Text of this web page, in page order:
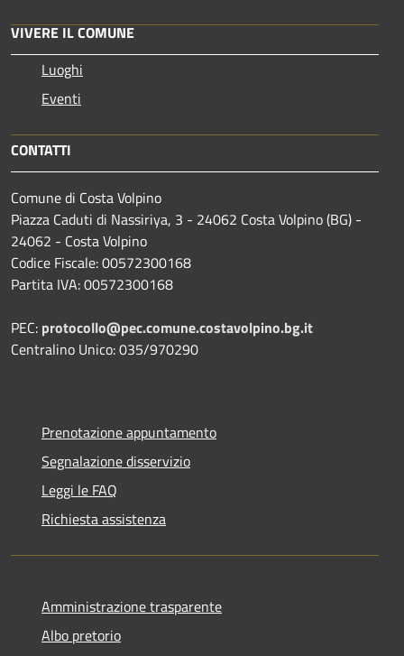
VIVERE IL COMUNE
Luoghi
Eventi
CONTATTI
Comune di Costa Volpino
Piazza Caduti di Nassiriya, 3 - 24062 Costa Volpino (BG) -
24062 - Costa Volpino
Codice Fiscale: 00572300168
Partita IVA: 00572300168
PEC: protocollo@pec.comune.costavolpino.bg.it
Centralino Unico: 035/970290
Prenotazione appuntamento
Segnalazione disservizio
Leggi le FAQ
Richiesta assistenza
Amministrazione trasparente
Albo pretorio